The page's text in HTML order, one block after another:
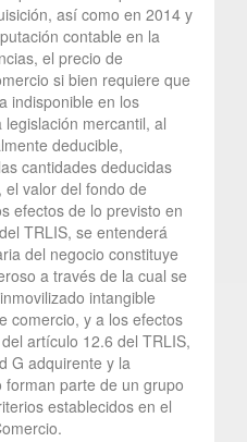
así como en 2014 y
contable en la
el precio de
si bien requiere que
indisponible en los
mercantil, al
deducible,
cantidades deducidas
valor del fondo de
efectos de lo previsto en
TRLIS, se entenderá
del negocio constituye
a través de la cual se
intangible
comercio, y a los efectos
artículo 12.6 del TRLIS,
G adquirente y la
parte de un grupo
establecidos en el